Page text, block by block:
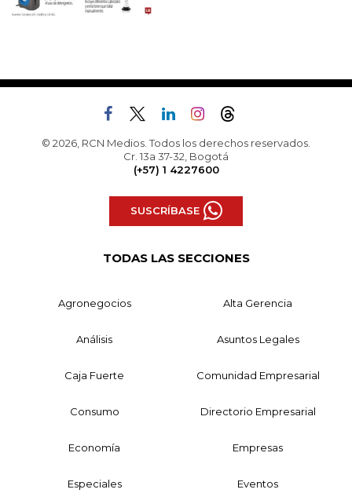
© 2026, RCN Medios. Todos los derechos reservados.
Cr. 13a 37-32, Bogotá
(+57) 1 4227600
SUSCRÍBASE
TODAS LAS SECCIONES
Agronegocios Alta Gerencia
Análisis Asuntos Legales
Caja Fuerte Comunidad Empresarial
Consumo Directorio Empresarial
Economía Empresas
Especiales Eventos